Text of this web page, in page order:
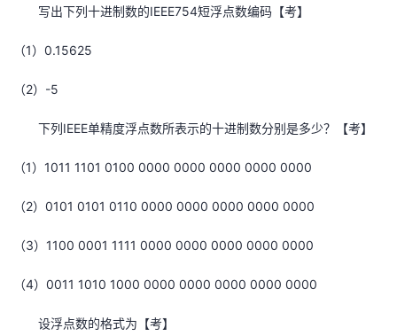
写出下列十进制数的IEEE754短浮点数编码【考】
（1）0.15625
（2）-5
下列IEEE单精度浮点数所表示的十进制数分别是多少？【考】
（1）1011 1101 0100 0000 0000 0000 0000 0000
（2）0101 0101 0110 0000 0000 0000 0000 0000
（3）1100 0001 1111 0000 0000 0000 0000 0000
（4）0011 1010 1000 0000 0000 0000 0000 0000
设浮点数的格式为【考】